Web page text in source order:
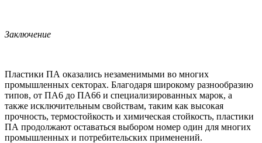
Заключение
Пластики ПА оказались незаменимыми во многих
промышленных секторах. Благодаря широкому разнообразию
типов, от ПА6 до ПА66 и специализированных марок, а
также исключительным свойствам, таким как высокая
прочность, термостойкость и химическая стойкость, пластики
ПА продолжают оставаться выбором номер один для многих
промышленных и потребительских применений.